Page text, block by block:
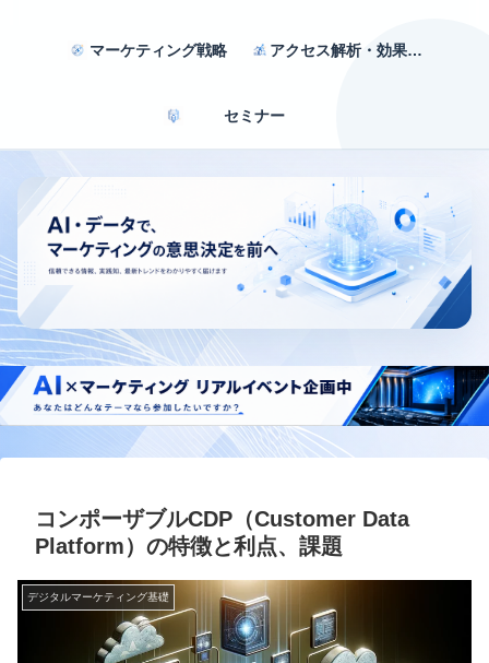
マーケティング戦略 アクセス解析・効果測定
セミナー
コンポーザブルCDP（Customer Data
Platform）の特徴と利点、課題
デジタルマーケティング基礎